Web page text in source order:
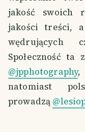
jakość swoich
jakości treści,
wędrujących
Społeczność
@jpphotography
natomiast
prowadzą